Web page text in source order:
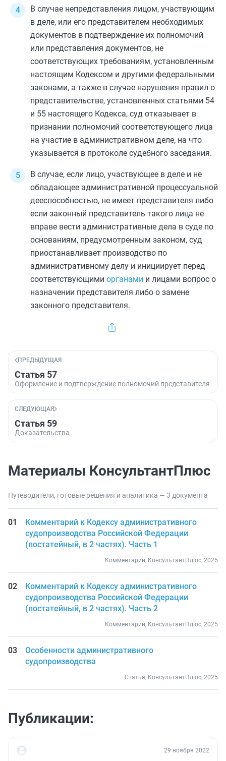
В случае непредставления лицом, участвующим
в деле, или его представителем необходимых
документов в подтверждение их полномочий
или представления документов, не
соответствующих требованиям, установленным
настоящим Кодексом и другими федеральными
законами, а также в случае нарушения правил о
представительстве, установленных статьями 54
и 55 настоящего Кодекса, суд отказывает в
признании полномочий соответствующего лица
на участие в административном деле, на что
указывается в протоколе судебного заседания.
В случае, если лицо, участвующее в деле и не
обладающее административной процессуальной
дееспособностью, не имеет представителя либо
если законный представитель такого лица не
вправе вести административные дела в суде по
основаниям, предусмотренным законом, суд
приостанавливает производство по
административному делу и инициирует перед
соответствующими органами и лицами вопрос о
назначении представителя либо о замене
законного представителя.
ПРЕДЫДУЩАЯ
Статья 57
Оформление и подтверждение полномочий представителя
СЛЕДУЮЩАЯ
Статья 59
Доказательства
Материалы КонсультантПлюс
Путеводители, готовые решения и аналитика — 3 документа
Комментарий к Кодексу административного
судопроизводства Российской Федерации
(постатейный, в 2 частях). Часть 1
Комментарий, КонсультантПлюс, 2025
Комментарий к Кодексу административного
судопроизводства Российской Федерации
(постатейный, в 2 частях). Часть 2
Комментарий, КонсультантПлюс, 2025
Особенности административного
судопроизводства
Статья, КонсультантПлюс, 2025
Публикации:
29 ноября 2022